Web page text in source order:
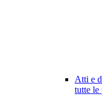
Atti e
tutte le